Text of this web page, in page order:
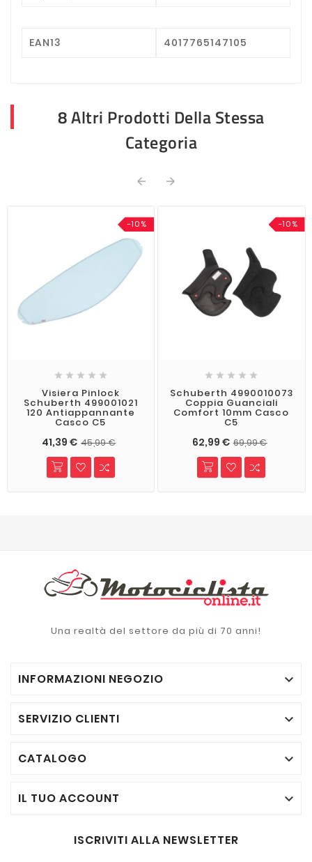
EAN13 4017765147105
8 Altri Prodotti Della Stessa
Categoria
 
-10%
    
Visiera Pinlock
Schuberth 499001021
120 Antiappannante
Casco C5
41,39 € 45,99 €
-10%
    
Schuberth 4990010073
Coppia Guanciali
Comfort 10mm Casco
C5
62,99 € 69,99 €
Una realtà del settore da più di 70 anni!
INFORMAZIONI NEGOZIO 
SERVIZIO CLIENTI 
CATALOGO 
IL TUO ACCOUNT 
ISCRIVITI ALLA NEWSLETTER